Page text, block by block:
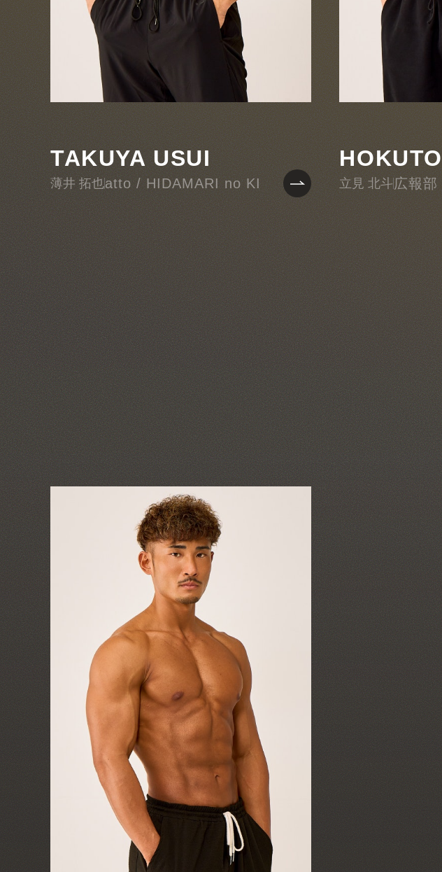
TAKUYA USUI
薄井 拓也atto / HIDAMARI no KI 立見 北斗広報部